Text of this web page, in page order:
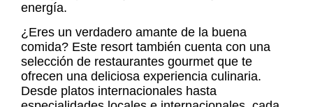
energía.
¿Eres un verdadero amante de la buena
comida? Este resort también cuenta con una
selección de restaurantes gourmet que te
ofrecen una deliciosa experiencia culinaria.
Desde platos internacionales hasta